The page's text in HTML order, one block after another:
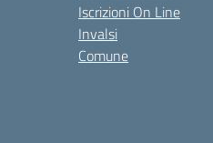
Iscrizioni On Line
Invalsi
Comune